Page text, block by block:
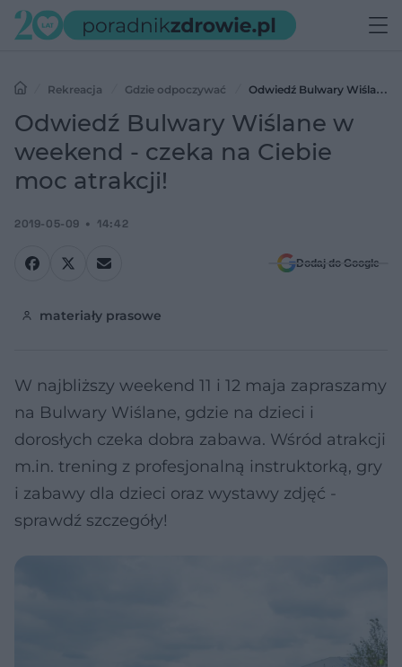
Rekreacja Gdzie odpoczywać
Odwiedź Bulwary Wiślane
w weekend - czeka na Ciebie moc atrakcji!
Odwiedź Bulwary Wiślane w
weekend - czeka na Ciebie
moc atrakcji!
2019-05-09 14:42
Dodaj do Google
materiały prasowe
W najbliższy weekend 11 i 12 maja zapraszamy
na Bulwary Wiślane, gdzie na dzieci i
dorosłych czeka dobra zabawa. Wśród atrakcji
m.in. trening z profesjonalną instruktorką, gry
i zabawy dla dzieci oraz wystawy zdjęć -
sprawdź szczegóły!